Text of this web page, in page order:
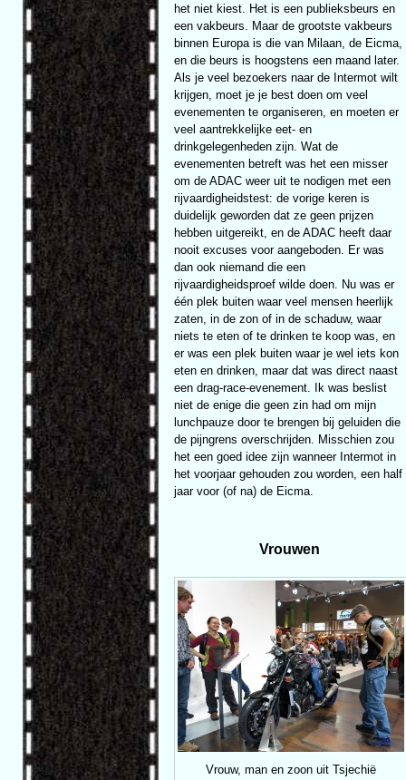
het niet kiest. Het is een publieksbeurs en
een vakbeurs. Maar de grootste vakbeurs
binnen Europa is die van Milaan, de Eicma,
en die beurs is hoogstens een maand later.
Als je veel bezoekers naar de Intermot wilt
krijgen, moet je je best doen om veel
evenementen te organiseren, en moeten er
veel aantrekkelijke eet- en
drinkgelegenheden zijn. Wat de
evenementen betreft was het een misser
om de ADAC weer uit te nodigen met een
rijvaardigheidstest: de vorige keren is
duidelijk geworden dat ze geen prijzen
hebben uitgereikt, en de ADAC heeft daar
nooit excuses voor aangeboden. Er was
dan ook niemand die een
rijvaardigheidsproef wilde doen. Nu was er
één plek buiten waar veel mensen heerlijk
zaten, in de zon of in de schaduw, waar
niets te eten of te drinken te koop was, en
er was een plek buiten waar je wel iets kon
eten en drinken, maar dat was direct naast
een drag-race-evenement. Ik was beslist
niet de enige die geen zin had om mijn
lunchpauze door te brengen bij geluiden die
de pijngrens overschrijden. Misschien zou
het een goed idee zijn wanneer Intermot in
het voorjaar gehouden zou worden, een half
jaar voor (of na) de Eicma.
Vrouwen
Vrouw, man en zoon uit Tsjechië